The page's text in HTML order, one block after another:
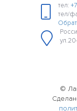
тел:
тел/
©